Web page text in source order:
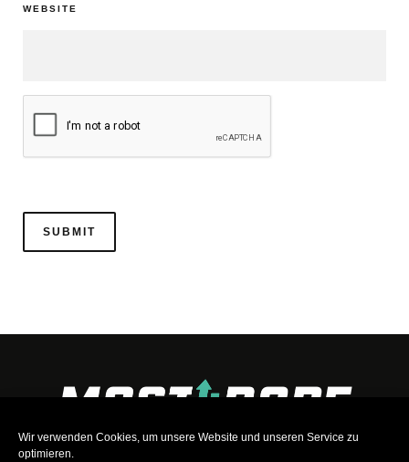
Wir verwenden Cookies, um unsere Website und unseren Service zu
optimieren.
WEBSITE